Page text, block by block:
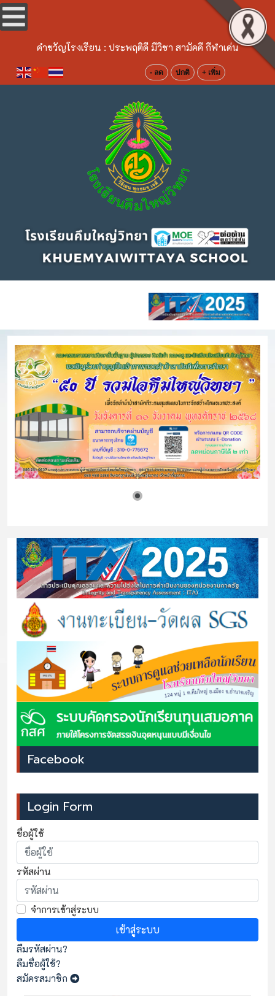
คำขวัญโรงเรียน : ประพฤติดี มีวิชา สามัคคี กีฬาเด่น
- ลด ปกติ + เพิ่ม
Facebook
Login Form
ชื่อผู้ใช้
รหัสผ่าน
จำการเข้าสู่ระบบ
เข้าสู่ระบบ
ลืมรหัสผ่าน?
ลืมชื่อผู้ใช้?
สมัครสมาชิก